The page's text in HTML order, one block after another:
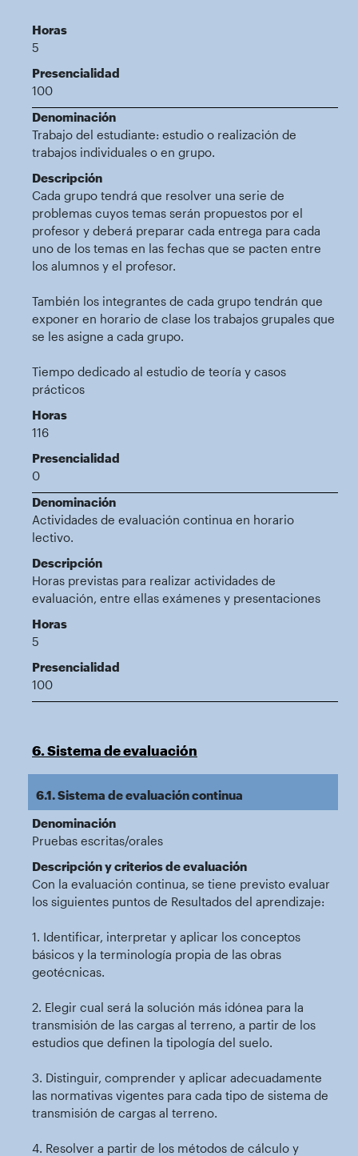
Horas
5
Presencialidad
100
Denominación
Trabajo del estudiante: estudio o realización de
trabajos individuales o en grupo.
Descripción
Cada grupo tendrá que resolver una serie de
problemas cuyos temas serán propuestos por el
profesor y deberá preparar cada entrega para cada
uno de los temas en las fechas que se pacten entre
los alumnos y el profesor.
También los integrantes de cada grupo tendrán que
exponer en horario de clase los trabajos grupales que
se les asigne a cada grupo.
Tiempo dedicado al estudio de teoría y casos
prácticos
Horas
116
Presencialidad
0
Denominación
Actividades de evaluación continua en horario
lectivo.
Descripción
Horas previstas para realizar actividades de
evaluación, entre ellas exámenes y presentaciones
Horas
5
Presencialidad
100
6. Sistema de evaluación
6.1. Sistema de evaluación continua
Denominación
Pruebas escritas/orales
Descripción y criterios de evaluación
Con la evaluación continua, se tiene previsto evaluar
los siguientes puntos de Resultados del aprendizaje:
1. Identificar, interpretar y aplicar los conceptos
básicos y la terminología propia de las obras
geotécnicas.
2. Elegir cual será la solución más idónea para la
transmisión de las cargas al terreno, a partir de los
estudios que definen la tipología del suelo.
3. Distinguir, comprender y aplicar adecuadamente
las normativas vigentes para cada tipo de sistema de
transmisión de cargas al terreno.
4. Resolver a partir de los métodos de cálculo y